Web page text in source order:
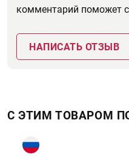
комментарий поможет
НАПИСАТЬ ОТЗЫВ
С ЭТИМ ТОВАРОМ